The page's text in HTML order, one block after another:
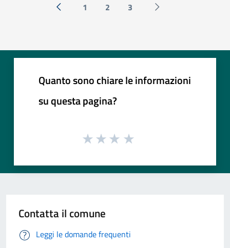
« Precedente
1 2 3 Successiva »
Quanto sono chiare le informazioni
su questa pagina?
Contatta il comune
Leggi le domande frequenti